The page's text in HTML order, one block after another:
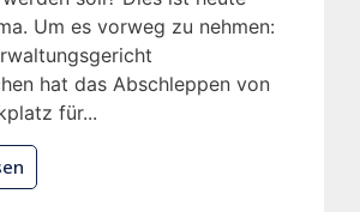
Um es vorweg zu nehmen:
hat das Abschleppen von
für...